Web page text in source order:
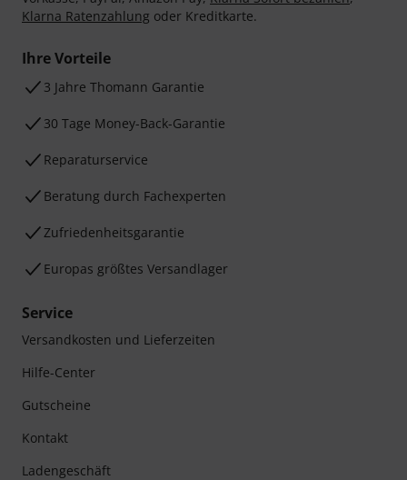
Klarna Ratenzahlung oder Kreditkarte.
Ihre Vorteile
3 Jahre Thomann Garantie
30 Tage Money-Back-Garantie
Reparaturservice
Beratung durch Fachexperten
Zufriedenheitsgarantie
Europas größtes Versandlager
Service
Versandkosten und Lieferzeiten
Hilfe-Center
Gutscheine
Kontakt
Ladengeschäft